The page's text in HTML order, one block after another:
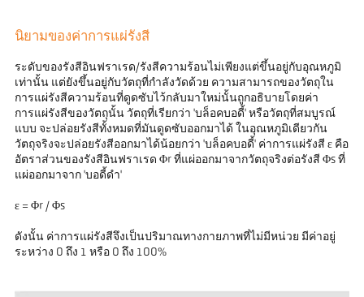
นิยามของค่าการแผ่รังสี
ระดับของรังสีอินฟราเรด/รังสีความร้อนไม่เพียงแต่ขึ้นอยู่กับอุณหภูมิ
เท่านั้น แต่ยังขึ้นอยู่กับวัตถุที่กำลังวัดด้วย ความสามารถของวัตถุใน
การแผ่รังสีความร้อนที่ดูดซับไว้กลับมาใหม่นั้นถูกอธิบายโดยค่า
การแผ่รังสีของวัตถุนั้น วัตถุที่เรียกว่า 'บล็อคบอดี้' หรือวัตถุที่สมบูรณ์
แบบ จะปล่อยรังสีทั้งหมดที่มันดูดซับออกมาได้ ในอุณหภูมิเดียวกัน
วัตถุจริงจะปล่อยรังสีออกมาได้น้อยกว่า 'บล็อคบอดี้' ค่าการแผ่รังสี ε คือ
อัตราส่วนของรังสีอินฟราเรด Φr ที่แผ่ออกมาจากวัตถุจริงต่อรังสี Φs ที่
แผ่ออกมาจาก 'บอดี้ดำ'
ε = Φr / Φs
ดังนั้น ค่าการแผ่รังสีจึงเป็นปริมาณทางกายภาพที่ไม่มีหน่วย มีค่าอยู่
ระหว่าง 0 ถึง 1 หรือ 0 ถึง 100%